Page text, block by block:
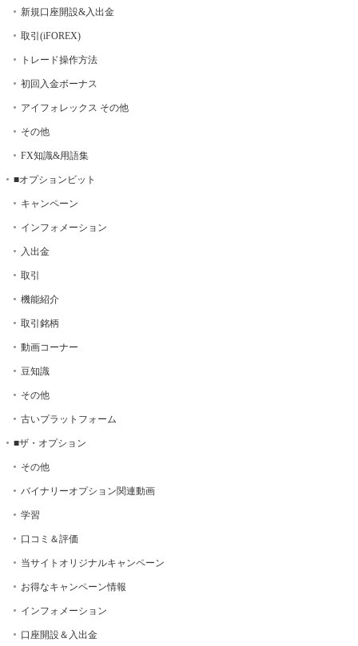
新規口座開設&入出金
取引(iFOREX)
トレード操作方法
初回入金ボーナス
アイフォレックス その他
その他
FX知識&用語集
■オプションビット
キャンペーン
インフォメーション
入出金
取引
機能紹介
取引銘柄
動画コーナー
豆知識
その他
古いプラットフォーム
■ザ・オプション
その他
バイナリーオプション関連動画
学習
口コミ＆評価
当サイトオリジナルキャンペーン
お得なキャンペーン情報
インフォメーション
口座開設＆入出金